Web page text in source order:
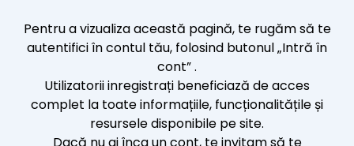
Pentru a vizualiza această pagină, te rugăm să te
autentifici în contul tău, folosind butonul „Intră în
cont” .
Utilizatorii inregistrați beneficiază de acces
complet la toate informațiile, funcționalitățile și
resursele disponibile pe site.